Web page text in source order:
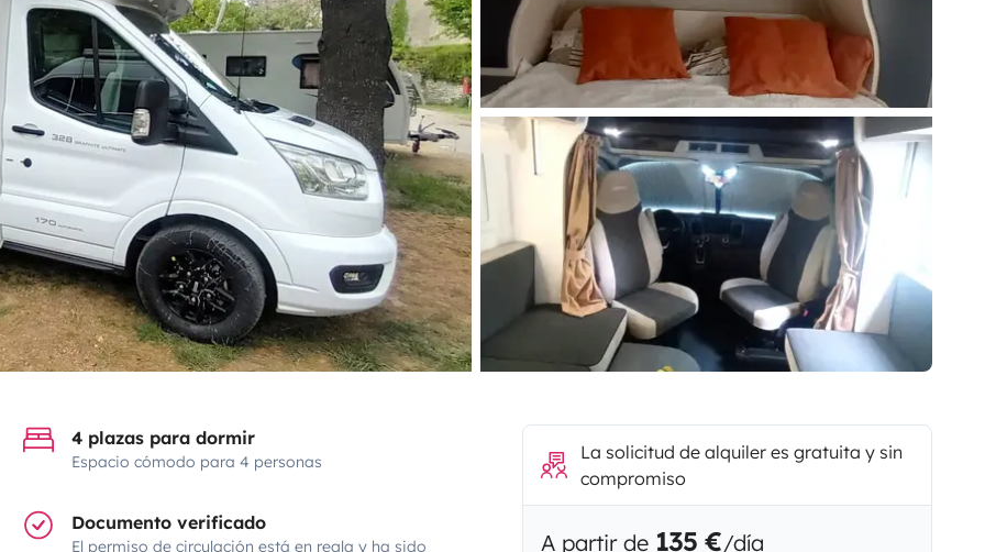
4 plazas para dormir
Espacio cómodo para 4 personas
Documento verificado
El permiso de circulación está en regla y ha sido
La solicitud de alquiler es gratuita y sin
compromiso
A partir de 135 €/día